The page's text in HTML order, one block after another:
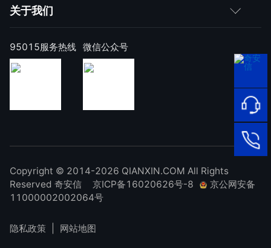
95015
网络安
全服务
热线
在线客
求职者
产品注册与激活
样本上报
奇安信天守安全软件
网神
技术研究院
补天漏洞响应平台
关于我们
公司简介
公司新闻
进出口合规声明
95015服务热线 微信公众号
Copyright © 2014-2026 QIANXIN.COM All Rights
Reserved 奇安信
京ICP备16020626号-8
京公网安备
11000002002064号
隐私政策 网站地图